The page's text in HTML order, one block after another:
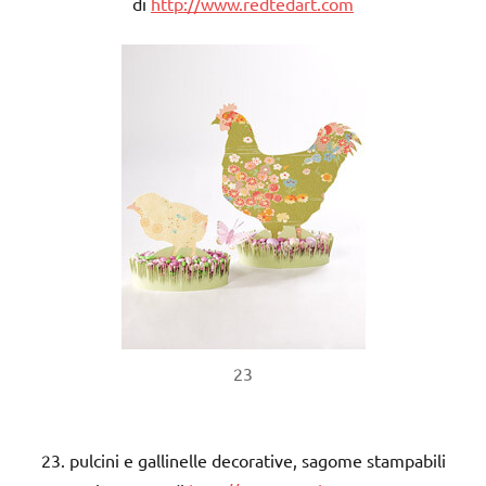
23
23. pulcini e gallinelle decorative, sagome stampabili